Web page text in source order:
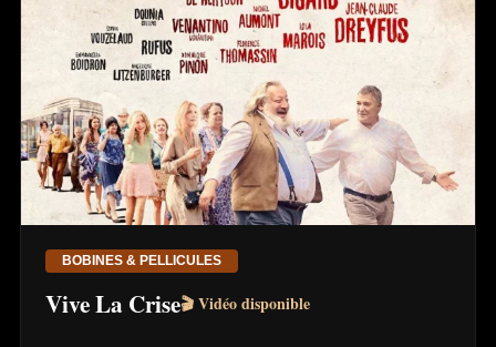
BOBINES & PELLICULES
Vive La Crise🎬 Vidéo disponible